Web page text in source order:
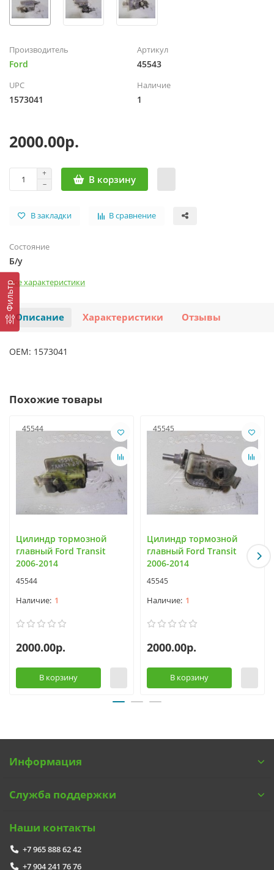
Фильтр
Производитель
Ford
Артикул
45543
UPC
1573041
Наличие
1
2000.00р.
В корзину
В закладки В сравнение
Состояние
Б/у
Все характеристики
Описание Характеристики Отзывы
OEM: 1573041
Похожие товары
45544
Цилиндр тормозной
главный Ford Transit
2006-2014
45544
1
2000.00р.
В корзину
45545
Цилиндр тормозной
главный Ford Transit
2006-2014
45545
1
2000.00р.
В корзину
Информация
Служба поддержки
Наши контакты
+7 965 888 62 42
+7 904 241 76 76